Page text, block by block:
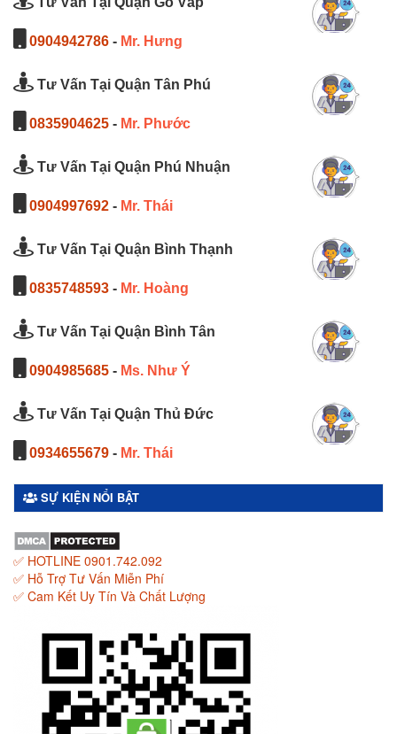
0904942786 - Mr. Hưng
Tư Vấn Tại Quận Tân Phú
0835904625 - Mr. Phước
Tư Vấn Tại Quận Phú Nhuận
0904997692 - Mr. Thái
Tư Vấn Tại Quận Bình Thạnh
0835748593 - Mr. Hoàng
Tư Vấn Tại Quận Bình Tân
0904985685 - Ms. Như Ý
Tư Vấn Tại Quận Thủ Đức
0934655679 - Mr. Thái
SỰ KIỆN NỔI BẬT
✅ HOTLINE 0901.742.092
✅ Hỗ Trợ Tư Vấn Miễn Phí
✅ Cam Kết Uy Tín Và Chất Lượng